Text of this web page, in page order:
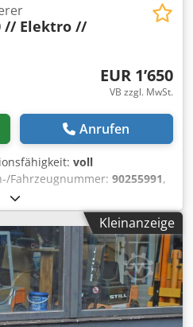
// Elektro //
EUR 1’650
VB zzgl. MwSt.
Anrufen
voll
Fahrzeugnummer: 90255991,
Tragkraft:
mm, Gabellänge:1’150 mm,
Zustand: Einsatzbereit und
normal Batterie
Crjdpfxeuhwxvj Ahgjf Batterie
Jungheinrich Nr.: M0101
Gerät befindet sich optisch und
Kleinanzeige